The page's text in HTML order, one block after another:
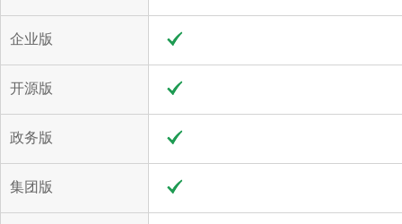
企业版
开源版
政务版
集团版